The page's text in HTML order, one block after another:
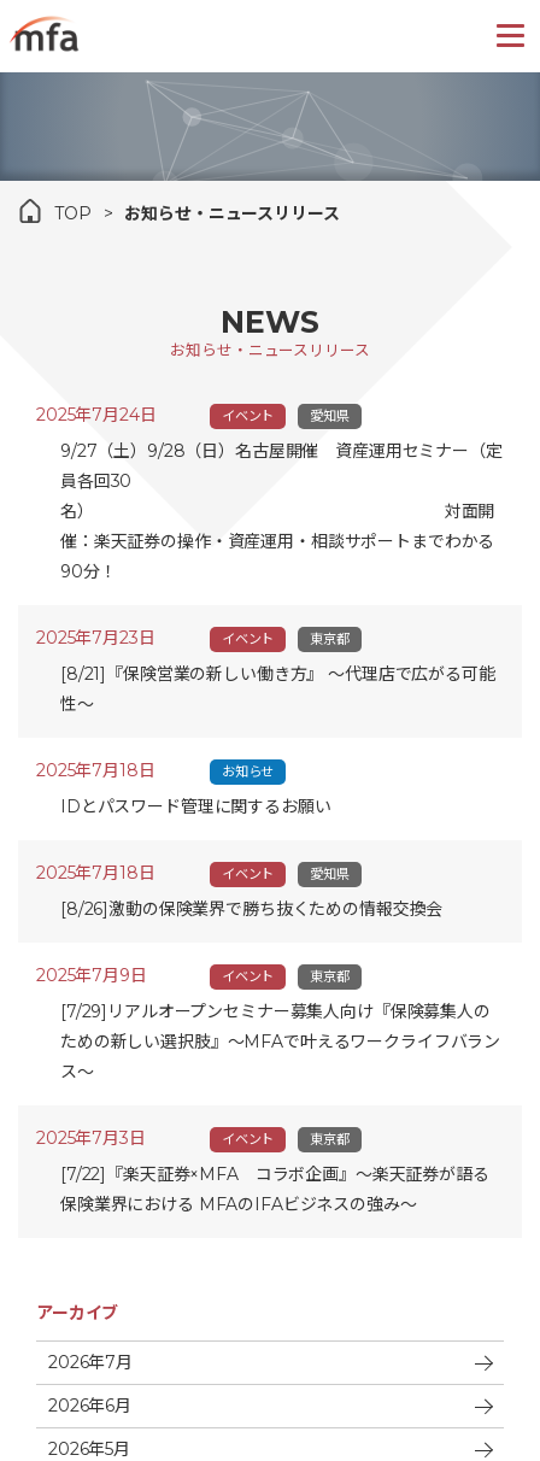
TOP お知らせ・ニュースリリース
NEWS
お知らせ・ニュースリリース
2025年7月24日 イベント 愛知県
9/27（土）9/28（日）名古屋開催 資産運用セミナー（定
員各回30
名） 対面開
催：楽天証券の操作・資産運用・相談サポートまでわかる
90分！
2025年7月23日 イベント 東京都
[8/21]『保険営業の新しい働き方』 ～代理店で広がる可能
性～
2025年7月18日 お知らせ
IDとパスワード管理に関するお願い
2025年7月18日 イベント 愛知県
[8/26]激動の保険業界で勝ち抜くための情報交換会
2025年7月9日 イベント 東京都
[7/29]リアルオープンセミナー募集人向け『保険募集人の
ための新しい選択肢』～MFAで叶えるワークライフバラン
ス～
2025年7月3日 イベント 東京都
[7/22]『楽天証券×MFA コラボ企画』～楽天証券が語る
保険業界における MFAのIFAビジネスの強み～
アーカイブ
2026年7月
2026年6月
2026年5月